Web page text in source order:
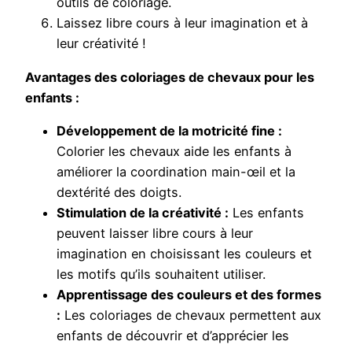
Laissez libre cours à leur imagination et à
leur créativité !
Avantages des coloriages de chevaux pour les
enfants :
Développement de la motricité fine :
Colorier les chevaux aide les enfants à
améliorer la coordination main-œil et la
dextérité des doigts.
Stimulation de la créativité : Les enfants
peuvent laisser libre cours à leur
imagination en choisissant les couleurs et
les motifs qu’ils souhaitent utiliser.
Apprentissage des couleurs et des formes
: Les coloriages de chevaux permettent aux
enfants de découvrir et d’apprécier les